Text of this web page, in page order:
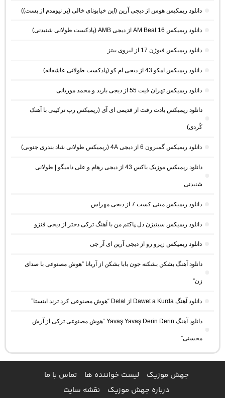
دانلود ریمکیس هوس از دیجی آرین (این خیابونای خالی (بر نیومدم از پست))
دانلود ریمیکس AM Beat 16 از دیجی AMB (پادکست طولانی شنیدنی)
دانلود ریمیکس فیوژن 17 از لیروی بیتز
دانلود ریمیکس امکو 43 از دیجی ام کو (پادکست طولانی عاشقانه)
دانلود ریمیکس تهران فیت 55 از دیجی باربد و محمد موریانی
دانلود ریمیکس یادت رفت از قدیمی ای آی (ریمیکس رپ ترکیبی با آهنک
کُردی)
دانلود ریمیکس گمبرون 6 از دیجی 4A (ریمیکس طولانی شاد بندری جنوبی)
دانلود ریمیکس موزیک باکس 43 از دیجی رهام و علی دامیگو | طولانی
شنیدنی
دانلود ریمیکس مینی کست 7 از دیجی مهراس
دانلود ریمیکس سیتیزن دل پاکتم من با آهنگ ترکی دختر از دیجی فنزو
دانلود ریمیکس زیرو رو از دیجی آرین ای آر جی
دانلود آهنگ بشکن بشکنه جون بابا بشکن از آریانا “هوش مصنوعی با صدای
زن”
دانلود آهنگ Dawet a Kurda از Delal “هوش مصنوعی کرد ترند اینستا”
دانلود آهنگ Yavaş Yavaş Derin Derin “هوش مصنوعی ترکی از آرش
محسنی”
جهش موزیک لیست خواننده ها
تماس با ما
درباره جهش موزیک
نقشه سایت